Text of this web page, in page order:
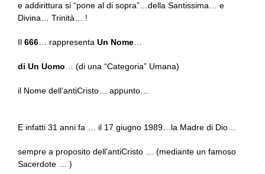
e addirittura si “pone al di sopra”…della Santissima… e
Divina… Trinità… !
Il 666 … rappresenta Un Nome
di Un Uomo … (di una “Categoria” Umana)
il Nome dell’antiCristo… appunto…
E infatti 31 anni fa … il 17 giugno 1989…la Madre di Dio…
sempre a proposito dell’antiCristo … (mediante un famoso
Sacerdote … )